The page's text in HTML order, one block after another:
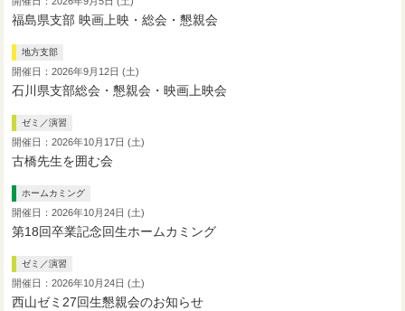
福島県支部 映画上映・総会・懇親会
地方支部
開催日：2026年9月12日 (土)
石川県支部総会・懇親会・映画上映会
ゼミ／演習
開催日：2026年10月17日 (土)
古橋先生を囲む会
ホームカミング
開催日：2026年10月24日 (土)
第18回卒業記念回生ホームカミング
ゼミ／演習
開催日：2026年10月24日 (土)
西山ゼミ27回生懇親会のお知らせ